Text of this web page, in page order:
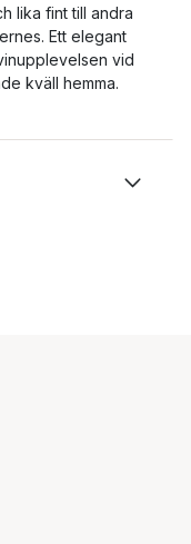
lika fint till andra
Ett elegant
vid
kväll hemma.